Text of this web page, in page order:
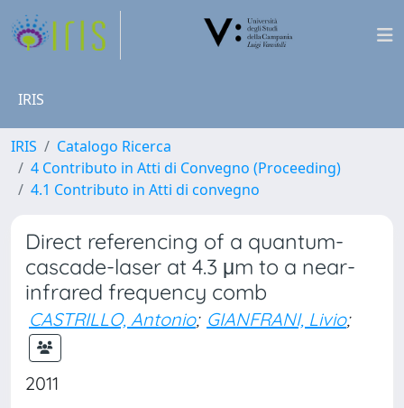
IRIS
IRIS
Catalogo Ricerca
4 Contributo in Atti di Convegno (Proceeding)
4.1 Contributo in Atti di convegno
Direct referencing of a quantum-
cascade-laser at 4.3 μm to a near-
infrared frequency comb
CASTRILLO, Antonio; GIANFRANI, Livio;
2011